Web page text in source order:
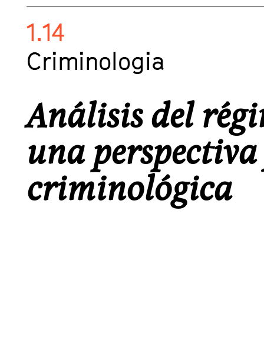
1.14
Criminologia
Análisis del
una
criminológica